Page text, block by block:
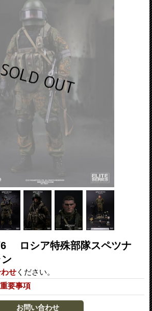
ロシア特殊部隊スペツナ
ン
せ ください。
要事項